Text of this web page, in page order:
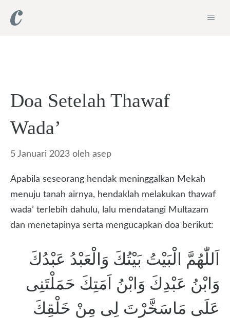
Doa Setelah Thawaf
Wada’
5 Januari 2023 oleh asep
Apabila seseorang hendak meninggalkan Mekah
menuju tanah airnya, hendaklah melakukan thawaf
wada’ terlebih dahulu, lalu mendatangi Multazam
dan menetapinya serta mengucapkan doa berikut:
اَللّٰهُمَّ الْبَيْتُ بَيْتُكَ وَالْعَبْدُ عَبْدُكَ
وَابْنُ عَبْدِكَ وَابْنُ اَمَتِكَ حَمَلْتَنِى
عَلَى مَاسَخَّرْتَ لِى مِنْ خَلْقِكَ